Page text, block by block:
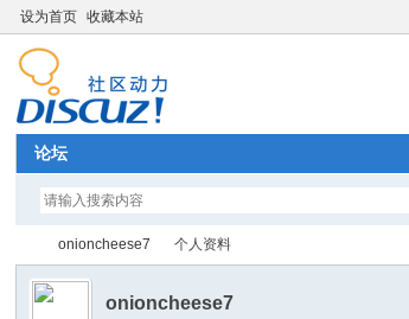
设为首页 收藏本站
论坛
onioncheese7 个人资料
onioncheese7